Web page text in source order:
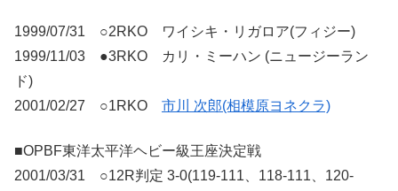
1999/07/31 ○2RKO ワイシキ・リガロア(フィジー)
1999/11/03 ●3RKO カリ・ミーハン (ニュージーラン
ド)
2001/02/27 ○1RKO 市川 次郎(相模原ヨネクラ)
■OPBF東洋太平洋ヘビー級王座決定戦
2001/03/31 ○12R判定 3-0(119-111、118-111、120-